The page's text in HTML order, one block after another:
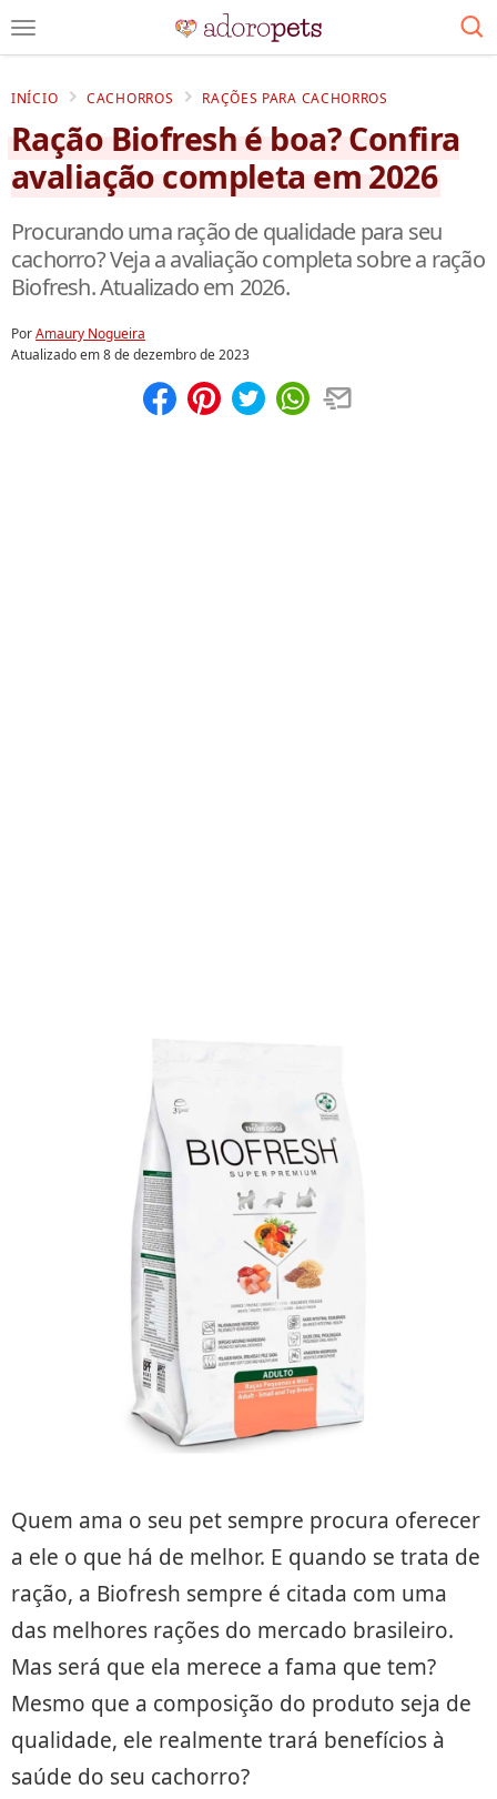
INÍCIO CACHORROS RAÇÕES PARA CACHORROS
Ração Biofresh é boa? Confira
avaliação completa em 2026
Procurando uma ração de qualidade para seu
cachorro? Veja a avaliação completa sobre a ração
Biofresh. Atualizado em 2026.
PorAmaury Nogueira
Atualizado em8 de dezembro de 2023
Quem ama o seu pet sempre procura oferecer
a ele o que há de melhor. E quando se trata de
ração, a Biofresh sempre é citada com uma
das melhores rações do mercado brasileiro.
Mas será que ela merece a fama que tem?
Mesmo que a composição do produto seja de
qualidade, ele realmente trará benefícios à
saúde do seu cachorro?